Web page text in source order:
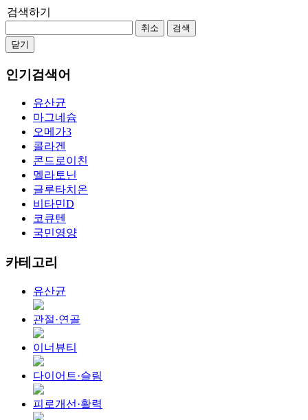
검색하기
취소
검색
닫기
인기검색어
유산균
마그네슘
오메가3
콜라겐
콘드로이친
멜라토닌
글루타치온
비타민D
코큐텐
국민영양
카테고리
유산균
관절·연골
이너뷰티
다이어트·슬림
피로개선·활력